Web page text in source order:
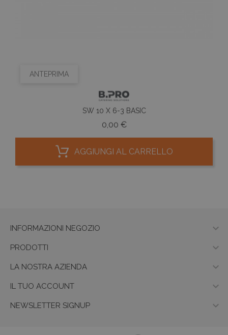
ANTEPRIMA
SW 10 X 6-3 BASIC
0,00 €Prezzo
AGGIUNGI AL CARRELLO
INFORMAZIONI NEGOZIO 
PRODOTTI 
LA NOSTRA AZIENDA 
IL TUO ACCOUNT 
NEWSLETTER SIGNUP 